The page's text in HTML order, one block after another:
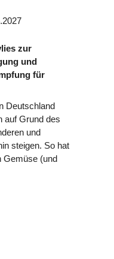
zur
und
für
Deutschland
auf Grund des
und
steigen. So hat
Gemüse (und